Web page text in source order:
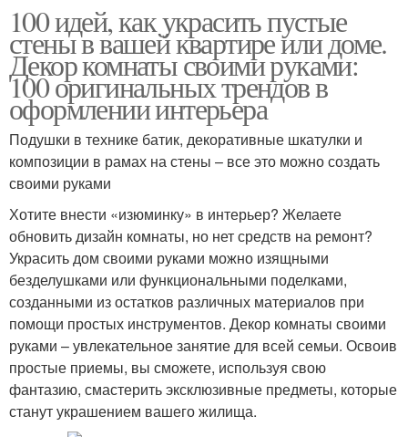
100 идей, как украсить пустые
стены в вашей квартире или доме.
Декор комнаты своими руками:
100 оригинальных трендов в
оформлении интерьера
Подушки в технике батик, декоративные шкатулки и
композиции в рамах на стены – все это можно создать
своими руками
Хотите внести «изюминку» в интерьер? Желаете
обновить дизайн комнаты, но нет средств на ремонт?
Украсить дом своими руками можно изящными
безделушками или функциональными поделками,
созданными из остатков различных материалов при
помощи простых инструментов. Декор комнаты своими
руками – увлекательное занятие для всей семьи. Освоив
простые приемы, вы сможете, используя свою
фантазию, смастерить эксклюзивные предметы, которые
станут украшением вашего жилища.